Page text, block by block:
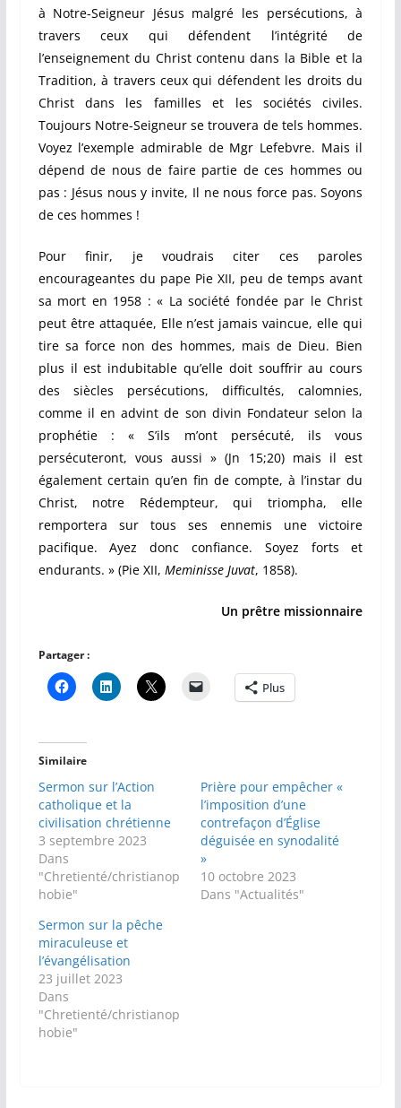
à Notre-Seigneur Jésus malgré les persécutions, à
travers ceux qui défendent l’intégrité de
l’enseignement du Christ contenu dans la Bible et la
Tradition, à travers ceux qui défendent les droits du
Christ dans les familles et les sociétés civiles.
Toujours Notre-Seigneur se trouvera de tels hommes.
Voyez l’exemple admirable de Mgr Lefebvre. Mais il
dépend de nous de faire partie de ces hommes ou
pas : Jésus nous y invite, Il ne nous force pas. Soyons
de ces hommes !
Pour finir, je voudrais citer ces paroles
encourageantes du pape Pie XII, peu de temps avant
sa mort en 1958 : « La société fondée par le Christ
peut être attaquée, Elle n’est jamais vaincue, elle qui
tire sa force non des hommes, mais de Dieu. Bien
plus il est indubitable qu’elle doit souffrir au cours
des siècles persécutions, difficultés, calomnies,
comme il en advint de son divin Fondateur selon la
prophétie : « S’ils m’ont persécuté, ils vous
persécuteront, vous aussi » (Jn 15;20) mais il est
également certain qu’en fin de compte, à l’instar du
Christ, notre Rédempteur, qui triompha, elle
remportera sur tous ses ennemis une victoire
pacifique. Ayez donc confiance. Soyez forts et
endurants. » (Pie XII, Meminisse Juvat, 1858).
Un prêtre missionnaire
Partager :
Plus
Similaire
Sermon sur l’Action
catholique et la
civilisation chrétienne
3 septembre 2023
Dans
"Chretienté/christianop
hobie"
Prière pour empêcher «
l’imposition d’une
contrefaçon d’Église
déguisée en synodalité
»
10 octobre 2023
Dans "Actualités"
Sermon sur la pêche
miraculeuse et
l’évangélisation
23 juillet 2023
Dans
"Chretienté/christianop
hobie"